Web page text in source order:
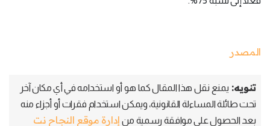
المصدر
تنويه: يمنع نقل هذا المقال كما هو أو استخدامه في أي مكان آخر
تحت طائلة المساءلة القانونية، ويمكن استخدام فقرات أو أجزاء منه
بعد الحصول على موافقة رسمية من إدارة موقع النجاح نت